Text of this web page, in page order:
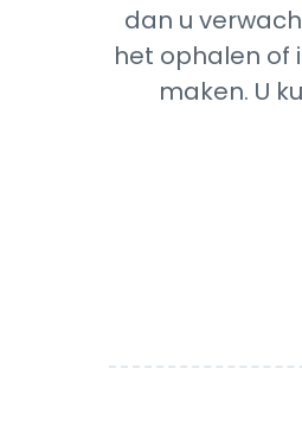
dan u
het ophalen of
maken. U